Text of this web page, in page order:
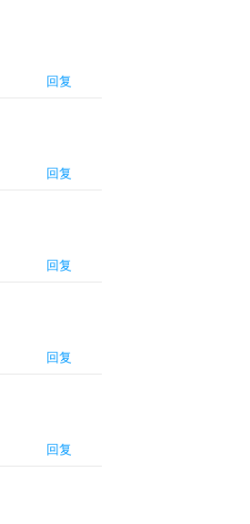
回复
回复
回复
回复
回复